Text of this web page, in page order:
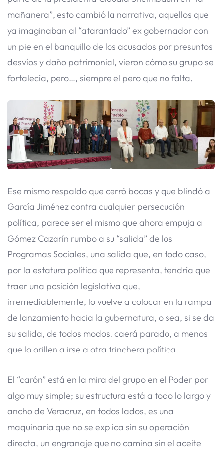
mañanera”, esto cambió la narrativa, aquellos que
ya imaginaban al “atarantado” ex gobernador con
un pie en el banquillo de los acusados por presuntos
desvíos y daño patrimonial, vieron cómo su grupo se
fortalecía, pero…, siempre el pero que no falta.
​Ese mismo respaldo que cerró bocas y que blindó a
García Jiménez contra cualquier persecución
política, parece ser el mismo que ahora empuja a
Gómez Cazarín rumbo a su “salida” de los
Programas Sociales, una salida que, en todo caso,
por la estatura política que representa, tendría que
traer una posición legislativa que,
irremediablemente, lo vuelve a colocar en la rampa
de lanzamiento hacia la gubernatura, o sea, si se da
su salida, de todos modos, caerá parado, a menos
que lo orillen a irse a otra trinchera política.
El “carón” está en la mira del grupo en el Poder por
algo muy simple; su estructura está a todo lo largo y
ancho de Veracruz, en todos lados, es una
maquinaria que no se explica sin su operación
directa, un engranaje que no camina sin el aceite